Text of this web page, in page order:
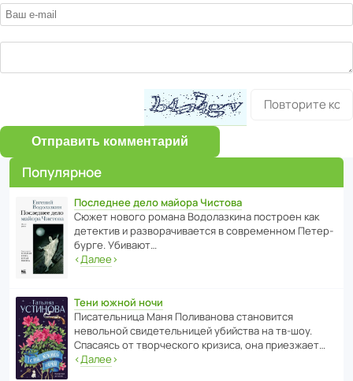
Отправить комментарий
Популярное
Последнее дело майора Чистова
Сюжет нового романа Водо­ла­з­кина пост­роен как
дете­ктив и разво­ра­чи­ва­ется в совре­менном Пете­р­
бурге. Убивают…
‹Далее›
Тени южной ночи
Писа­тель­ница Маня Поли­ва­нова стано­вится
невольной свиде­тель­ницей убийства на тв-шоу.
Спасаясь от твор­че­с­кого кризиса, она приезжает…
‹Далее›